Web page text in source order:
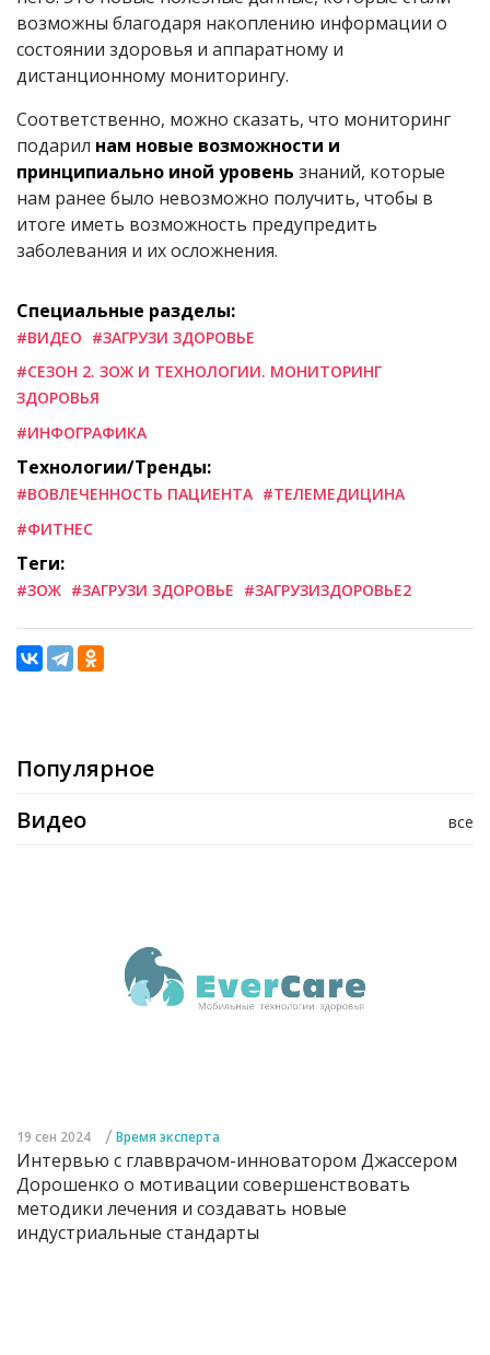
возможны благодаря накоплению информации о
состоянии здоровья и аппаратному и
дистанционному мониторингу.
Соответственно, можно сказать, что мониторинг
подарил нам новые возможности и
принципиально иной уровень знаний, которые
нам ранее было невозможно получить, чтобы в
итоге иметь возможность предупредить
заболевания и их осложнения.
Специальные разделы:
#ВИДЕО #ЗАГРУЗИ ЗДОРОВЬЕ
#СЕЗОН 2. ЗОЖ И ТЕХНОЛОГИИ. МОНИТОРИНГ
ЗДОРОВЬЯ
#ИНФОГРАФИКА
Технологии/Тренды:
#ВОВЛЕЧЕННОСТЬ ПАЦИЕНТА #ТЕЛЕМЕДИЦИНА
#ФИТНЕС
Теги:
#ЗОЖ #ЗАГРУЗИ ЗДОРОВЬЕ #ЗАГРУЗИЗДОРОВЬЕ2
Популярное
все
Видео
19 сен 2024 / Время эксперта
Интервью с главврачом-инноватором Джассером
Дорошенко о мотивации совершенствовать
методики лечения и создавать новые
индустриальные стандарты